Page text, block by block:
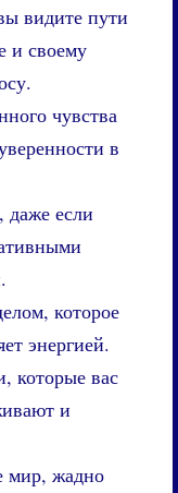
видите пути
и своему
чувства
в
даже если
которое
энергией.
которые вас
и
мир, жадно